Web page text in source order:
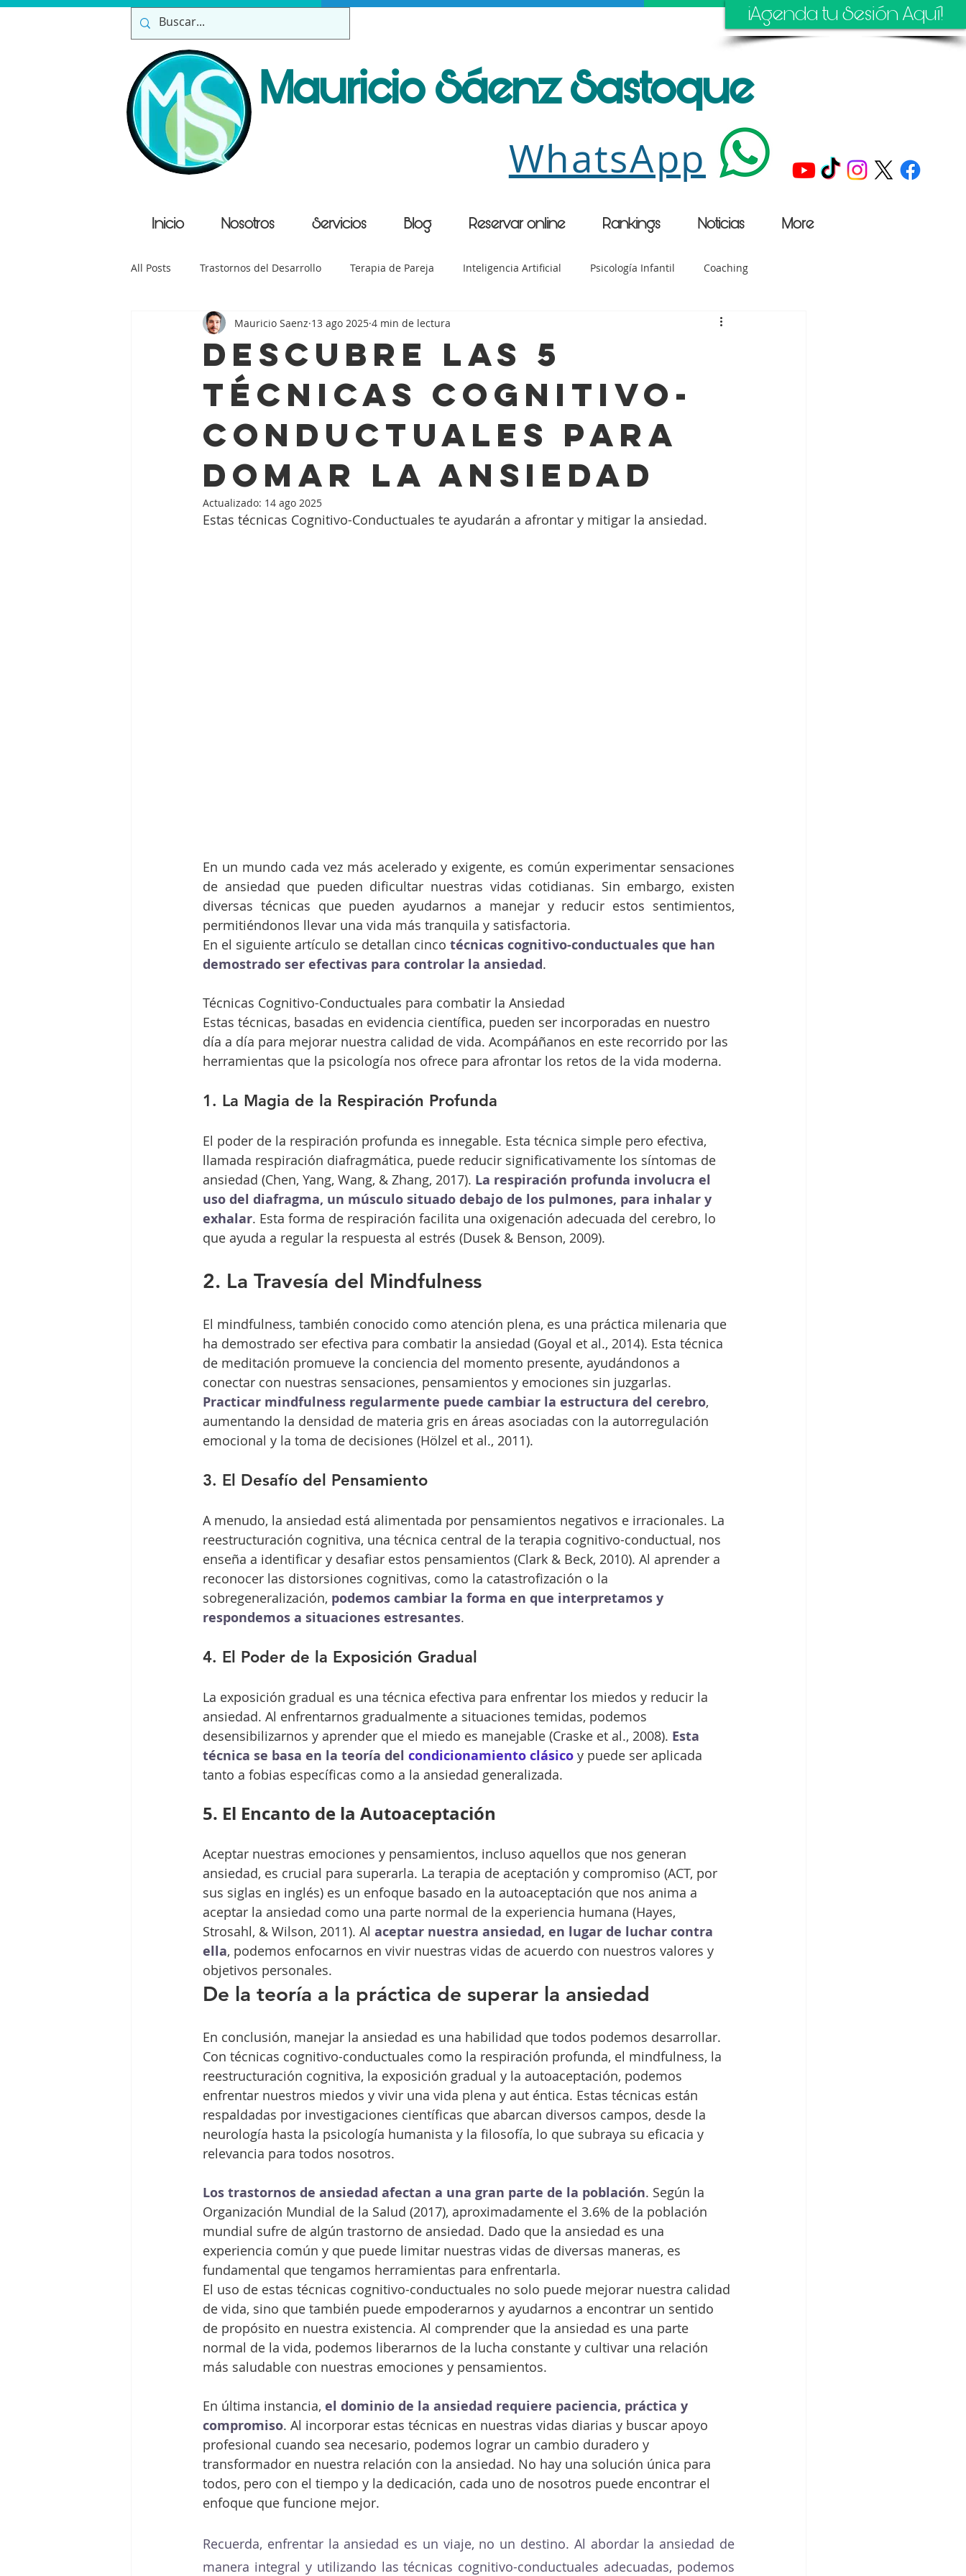
¡Agenda tu Sesión Aquí!
Mauricio Sáenz Sastoque
WhatsApp
All Posts Trastornos del Desarrollo Terapia de Pareja Inteligencia Artificial Psicología Infantil Coaching
Psicología Deportiva Salud Mental Tecnologia
Descubre las 5
Técnicas Cognitivo-
Conductuales para
domar la Ansiedad
Mauricio Saenz 13 ago 2025 4 min de lectura
Actualizado: 14 ago 2025
Estas técnicas Cognitivo-Conductuales te ayudarán a afrontar y mitigar la ansiedad.
En un mundo cada vez más acelerado y exigente, es común experimentar sensaciones
de ansiedad que pueden dificultar nuestras vidas cotidianas. Sin embargo, existen
diversas técnicas que pueden ayudarnos a manejar y reducir estos sentimientos,
permitiéndonos llevar una vida más tranquila y satisfactoria.
En el siguiente artículo se detallan cinco técnicas cognitivo-conductuales que han
demostrado ser efectivas para controlar la ansiedad.
Técnicas Cognitivo-Conductuales para combatir la Ansiedad
Estas técnicas, basadas en evidencia científica, pueden ser incorporadas en nuestro
día a día para mejorar nuestra calidad de vida. Acompáñanos en este recorrido por las
herramientas que la psicología nos ofrece para afrontar los retos de la vida moderna.
1. La Magia de la Respiración Profunda
El poder de la respiración profunda es innegable. Esta técnica simple pero efectiva,
llamada respiración diafragmática, puede reducir significativamente los síntomas de
ansiedad (Chen, Yang, Wang, & Zhang, 2017). La respiración profunda involucra el
uso del diafragma, un músculo situado debajo de los pulmones, para inhalar y
exhalar. Esta forma de respiración facilita una oxigenación adecuada del cerebro, lo
que ayuda a regular la respuesta al estrés (Dusek & Benson, 2009).
2. La Travesía del Mindfulness
El mindfulness, también conocido como atención plena, es una práctica milenaria que
ha demostrado ser efectiva para combatir la ansiedad (Goyal et al., 2014). Esta técnica
de meditación promueve la conciencia del momento presente, ayudándonos a
conectar con nuestras sensaciones, pensamientos y emociones sin juzgarlas.
Practicar mindfulness regularmente puede cambiar la estructura del cerebro,
aumentando la densidad de materia gris en áreas asociadas con la autorregulación
emocional y la toma de decisiones (Hölzel et al., 2011).
3. El Desafío del Pensamiento
A menudo, la ansiedad está alimentada por pensamientos negativos e irracionales. La
reestructuración cognitiva, una técnica central de la terapia cognitivo-conductual, nos
enseña a identificar y desafiar estos pensamientos (Clark & Beck, 2010). Al aprender a
reconocer las distorsiones cognitivas, como la catastrofización o la
sobregeneralización, podemos cambiar la forma en que interpretamos y
respondemos a situaciones estresantes.
4. El Poder de la Exposición Gradual
La exposición gradual es una técnica efectiva para enfrentar los miedos y reducir la
ansiedad. Al enfrentarnos gradualmente a situaciones temidas, podemos
desensibilizarnos y aprender que el miedo es manejable (Craske et al., 2008). Esta
técnica se basa en la teoría del condicionamiento clásico y puede ser aplicada
tanto a fobias específicas como a la ansiedad generalizada.
5. El Encanto de la Autoaceptación
Aceptar nuestras emociones y pensamientos, incluso aquellos que nos generan
ansiedad, es crucial para superarla. La terapia de aceptación y compromiso (ACT, por
sus siglas en inglés) es un enfoque basado en la autoaceptación que nos anima a
aceptar la ansiedad como una parte normal de la experiencia humana (Hayes,
Strosahl, & Wilson, 2011). Al aceptar nuestra ansiedad, en lugar de luchar contra
ella, podemos enfocarnos en vivir nuestras vidas de acuerdo con nuestros valores y
objetivos personales.
De la teoría a la práctica de superar la ansiedad
En conclusión, manejar la ansiedad es una habilidad que todos podemos desarrollar.
Con técnicas cognitivo-conductuales como la respiración profunda, el mindfulness, la
reestructuración cognitiva, la exposición gradual y la autoaceptación, podemos
enfrentar nuestros miedos y vivir una vida plena y aut éntica. Estas técnicas están
respaldadas por investigaciones científicas que abarcan diversos campos, desde la
neurología hasta la psicología humanista y la filosofía, lo que subraya su eficacia y
relevancia para todos nosotros.
Los trastornos de ansiedad afectan a una gran parte de la población. Según la
Organización Mundial de la Salud (2017), aproximadamente el 3.6% de la población
mundial sufre de algún trastorno de ansiedad. Dado que la ansiedad es una
experiencia común y que puede limitar nuestras vidas de diversas maneras, es
fundamental que tengamos herramientas para enfrentarla.
El uso de estas técnicas cognitivo-conductuales no solo puede mejorar nuestra calidad
de vida, sino que también puede empoderarnos y ayudarnos a encontrar un sentido
de propósito en nuestra existencia. Al comprender que la ansiedad es una parte
normal de la vida, podemos liberarnos de la lucha constante y cultivar una relación
más saludable con nuestras emociones y pensamientos.
En última instancia, el dominio de la ansiedad requiere paciencia, práctica y
compromiso. Al incorporar estas técnicas en nuestras vidas diarias y buscar apoyo
profesional cuando sea necesario, podemos lograr un cambio duradero y
transformador en nuestra relación con la ansiedad. No hay una solución única para
todos, pero con el tiempo y la dedicación, cada uno de nosotros puede encontrar el
enfoque que funcione mejor.
Recuerda, enfrentar la ansiedad es un viaje, no un destino. Al abordar la ansiedad de
manera integral y utilizando las técnicas cognitivo-conductuales adecuadas, podemos
Inicio Nosotros Servicios Blog Reservar online Rankings Noticias More